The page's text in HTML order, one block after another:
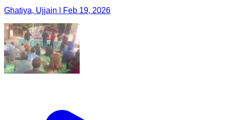
Ghatiya, Ujjain | Feb 19, 2026